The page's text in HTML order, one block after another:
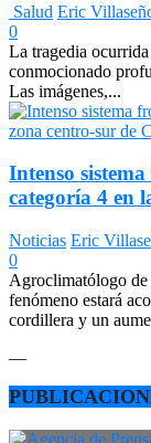
Salud Eric
0
La tragedia
conmocionado
Las imágenes,...
Intenso
categoría 4 en
Noticias Eric
0
Agroclimatólogo
fenómeno estará
cordillera y un
—